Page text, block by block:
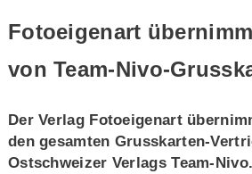
Fotoeigenart
von Team-Nivo-
Der Verlag Fotoeigenart
den gesamten Grusskarten-
Ostschweizer Verlags Team-